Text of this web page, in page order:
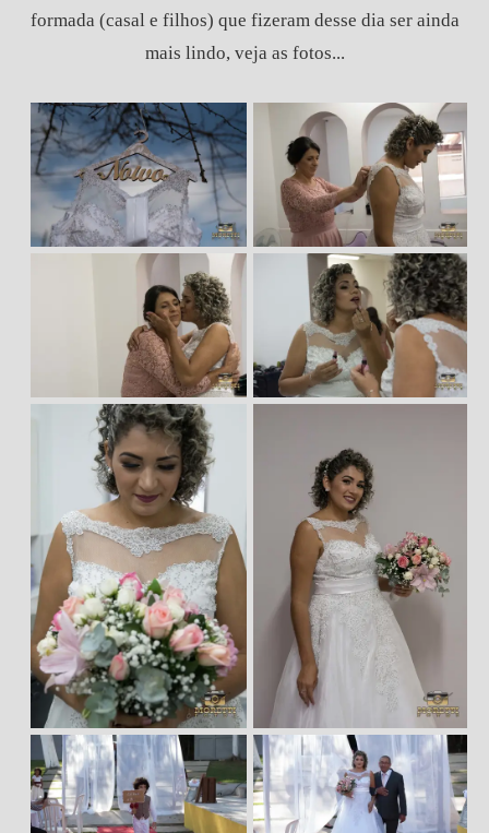
formada (casal e filhos) que fizeram desse dia ser ainda
mais lindo, veja as fotos...